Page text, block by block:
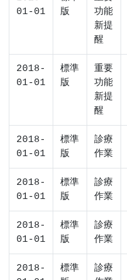
01-01
版
功能
新提
醒
2018-
01-01
標準
版
重要
功能
新提
醒
2018-
01-01
標準
版
診療
作業
2018-
01-01
標準
版
診療
作業
2018-
01-01
標準
版
診療
作業
2018-
標準
診療